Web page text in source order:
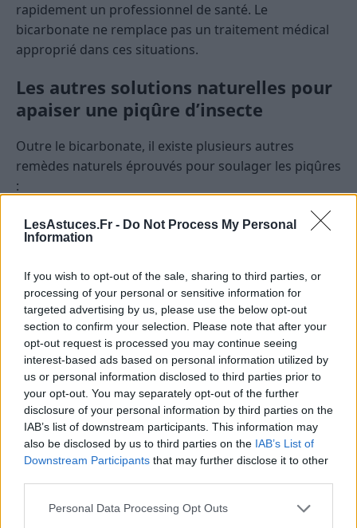
LesAstuces.Fr - Do Not Process My Personal
Information
If you wish to opt-out of the sale, sharing to third parties, or
processing of your personal or sensitive information for
targeted advertising by us, please use the below opt-out
section to confirm your selection. Please note that after your
opt-out request is processed you may continue seeing
interest-based ads based on personal information utilized by
us or personal information disclosed to third parties prior to
your opt-out. You may separately opt-out of the further
disclosure of your personal information by third parties on the
IAB’s list of downstream participants. This information may
also be disclosed by us to third parties on the IAB’s List of
Downstream Participants that may further disclose it to other
Personal Data Processing Opt Outs
rapidement un professionnel de santé. Le
bicarbonate ne remplace pas un traitement médical
approprié dans ces situations.
Les autres solutions naturelles pour
apaiser une piqûre d’insecte
Outre le bicarbonate, il existe plusieurs autres
remèdes naturels éprouvés pour soulager les piqûres
:
Gel d’aloe vera :Apaisant, cicatrisant et anti-
inflammatoire, il est efficace pour réduire les
Compresses froides :Placer un linge humide
froid ou un sachet de glace enveloppé dans un
linge sur la piqûre permet de diminuer le
gonflement et la douleur.
Huiles essentielles :Certaines huiles comme la
lavande ou la tea tree possèdent des propriétés
antiseptiques et anti-inflammatoires. Il faut
toutefois les diluer avant application.
Vinaigre de cidre :Sa légère acidité peut
démangeaison.